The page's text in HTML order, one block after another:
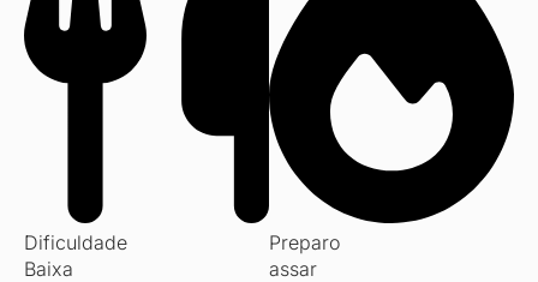
Dificuldade
Baixa
Preparo
assar